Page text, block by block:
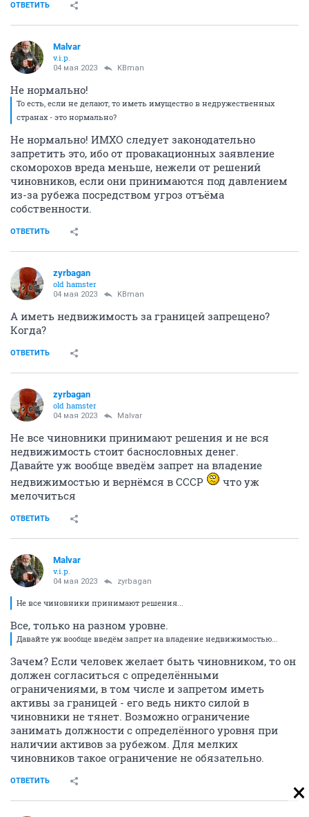
ОТВЕТИТЬ
Malvar
v.i.p.
04 мая 2023 KBman
Не нормально!
То есть, если не делают, то иметь имущество в недружественных
странах - это нормально?
Не нормально! ИМХО следует законодательно
запретить это, ибо от провакационных заявление
скоморохов вреда меньше, нежели от решений
чиновников, если они принимаются под давлением
из-за рубежа посредством угроз отъёма
собственности.
ОТВЕТИТЬ
zyrbagan
old hamster
04 мая 2023 KBman
А иметь недвижимость за границей запрещено?
Когда?
ОТВЕТИТЬ
zyrbagan
old hamster
04 мая 2023 Malvar
Не все чиновники принимают решения и не вся
недвижимость стоит баснословных денег.
Давайте уж вообще введём запрет на владение
недвижимостью и вернёмся в СССР
что уж
мелочиться
ОТВЕТИТЬ
Malvar
v.i.p.
04 мая 2023 zyrbagan
Не все чиновники принимают решения...
Все, только на разном уровне.
Давайте уж вообще введём запрет на владение недвижимостью...
Зачем? Если человек желает быть чиновником, то он
должен согласиться с определёнными
ограничениями, в том числе и запретом иметь
активы за границей - его ведь никто силой в
чиновники не тянет. Возможно ограничение
занимать должности с определённого уровня при
наличии активов за рубежом. Для мелких
чиновников такое ограничение не обязательно.
ОТВЕТИТЬ